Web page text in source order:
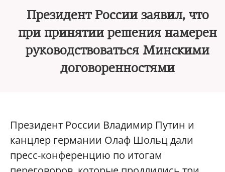
Президент России заявил, что
при принятии решения намерен
руководствоваться Минскими
договоренностями
Президент России Владимир Путин и
канцлер германии Олаф Шольц дали
пресс-конференцию по итогам